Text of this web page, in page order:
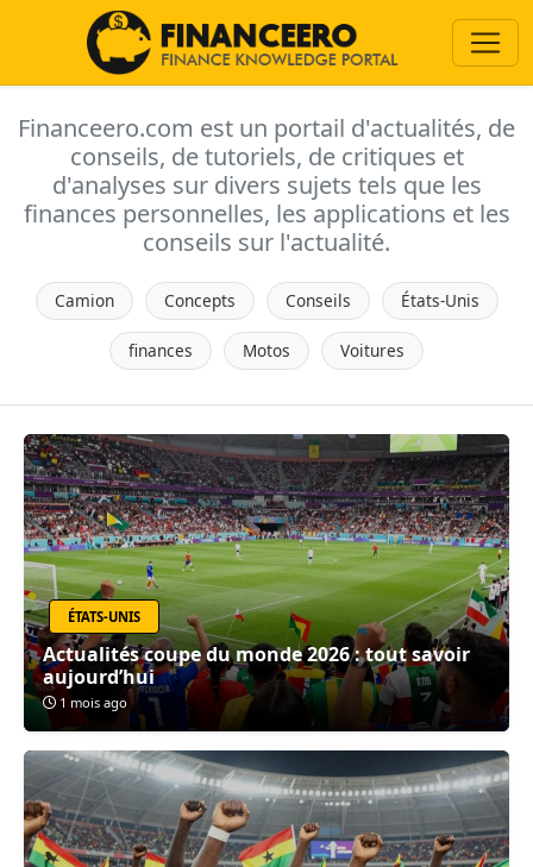
Financeero.com est un portail d'actualités, de
conseils, de tutoriels, de critiques et
d'analyses sur divers sujets tels que les
finances personnelles, les applications et les
conseils sur l'actualité.
Camion Concepts Conseils États-Unis
finances Motos Voitures
ÉTATS-UNIS
Actualités coupe du monde 2026 : tout savoir
aujourd’hui
1 mois ago